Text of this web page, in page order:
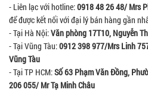
- Liên lạc với hotline:0918 48 26 48/ Mrs
để được kết nối với đại lý bán hàng gần
- Tại Hà Nội:Văn phòng 17T10, Nguyễn
- Tại Vũng Tàu:0912 398 977/Mrs Linh
Vũng Tàu
- Tại TP HCM:Số 63 Phạm Văn Đồng,
206 055/ Mr Tạ Minh Châu